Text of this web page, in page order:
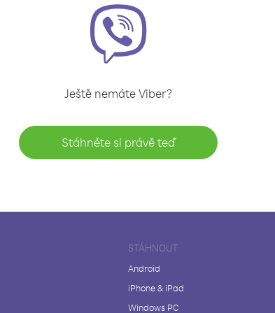
Ještě nemáte Viber?
Stáhněte si právě teď
STÁHNOUT
Android
iPhone & iPad
Windows PC